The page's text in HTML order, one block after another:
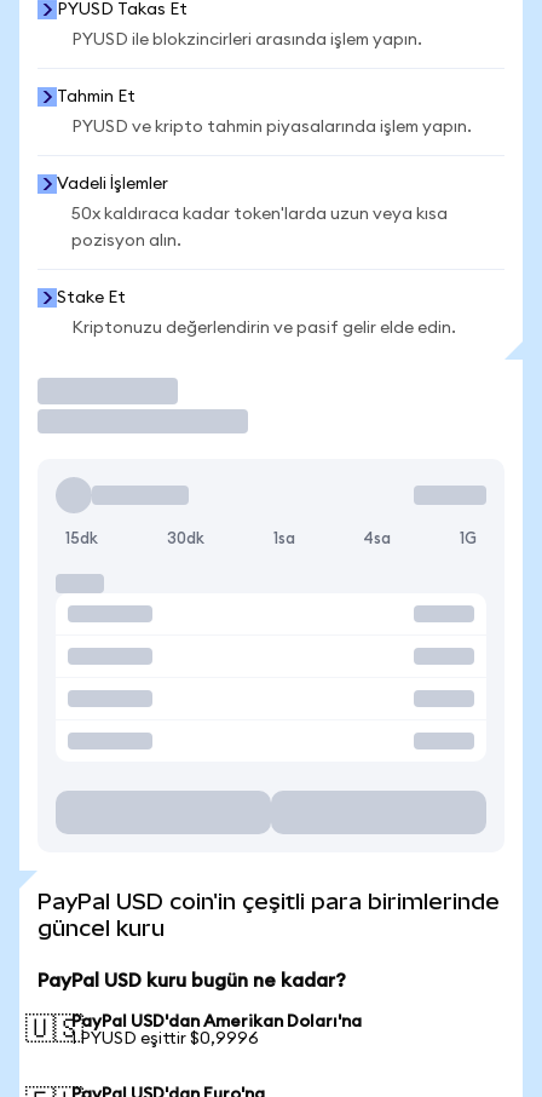
PYUSD Takas Et
PYUSD ile blokzincirleri arasında işlem yapın.
Tahmin Et
PYUSD ve kripto tahmin piyasalarında işlem yapın.
Vadeli İşlemler
50x kaldıraca kadar token'larda uzun veya kısa
pozisyon alın.
Stake Et
Kriptonuzu değerlendirin ve pasif gelir elde edin.
15dk 30dk 1sa 4sa 1G
PayPal USD coin'in çeşitli para birimlerinde
güncel kuru
PayPal USD kuru bugün ne kadar?
🇺🇸PayPal USD'dan Amerikan Doları'na
1 PYUSD eşittir $0,9996